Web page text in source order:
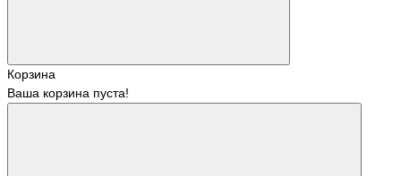
Корзина
Ваша корзина пуста!